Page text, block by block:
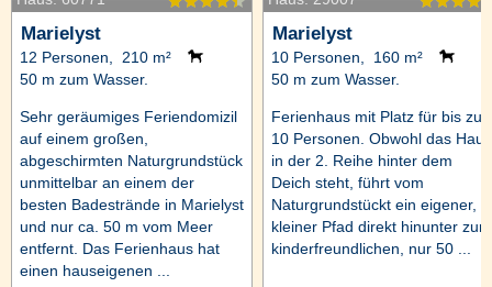
Marielyst
12 Personen, 210 m²
50 m zum Wasser.
Sehr geräumiges Feriendomizil
auf einem großen,
abgeschirmten Naturgrundstück
unmittelbar an einem der
besten Badestrände in Marielyst
und nur ca. 50 m vom Meer
entfernt. Das Ferienhaus hat
einen hauseigenen ...
Marielyst
10 Personen, 160 m²
50 m zum Wasser.
Ferienhaus mit Platz für bis zu
10 Personen. Obwohl das Haus
in der 2. Reihe hinter dem
Deich steht, führt vom
Naturgrundstückt ein eigener,
kleiner Pfad direkt hinunter zum
kinderfreundlichen, nur 50 ...